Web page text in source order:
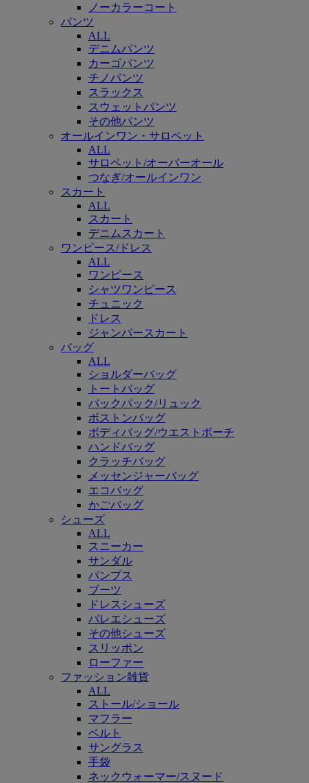
ノーカラーコート
パンツ
ALL
デニムパンツ
カーゴパンツ
チノパンツ
スラックス
スウェットパンツ
その他パンツ
オールインワン・サロペット
ALL
サロペット/オーバーオール
つなぎ/オールインワン
スカート
ALL
スカート
デニムスカート
ワンピース/ドレス
ALL
ワンピース
シャツワンピース
チュニック
ドレス
ジャンパースカート
バッグ
ALL
ショルダーバッグ
トートバッグ
バックパック/リュック
ボストンバッグ
ボディバッグ/ウエストポーチ
ハンドバッグ
クラッチバッグ
メッセンジャーバッグ
エコバッグ
かごバッグ
シューズ
ALL
スニーカー
サンダル
パンプス
ブーツ
ドレスシューズ
バレエシューズ
その他シューズ
スリッポン
ローファー
ファッション雑貨
ALL
ストール/ショール
マフラー
ベルト
サングラス
手袋
ネックウォーマー/スヌード